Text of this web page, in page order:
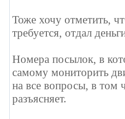
Тоже хочу отметить,
требуется, отдал
Номера посылок, в
самому мониторить
на все вопросы, в том
разъясняет.